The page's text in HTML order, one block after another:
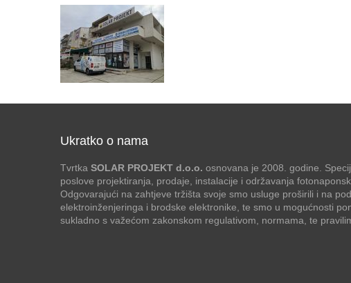
Ukratko o nama
Tvrtka SOLAR PROJEKT d.o.o. osnovana je 2008. godine.
poslove projektiranja, prodaje, instalacije i održavanja
Odgovarajući na zahtjeve tržišta svoje smo usluge proširili i na
elektroinženjeringa i brodske elektronike, te smo u mogućnosti
sukladno s važećom zakonskom regulativom, normama, te